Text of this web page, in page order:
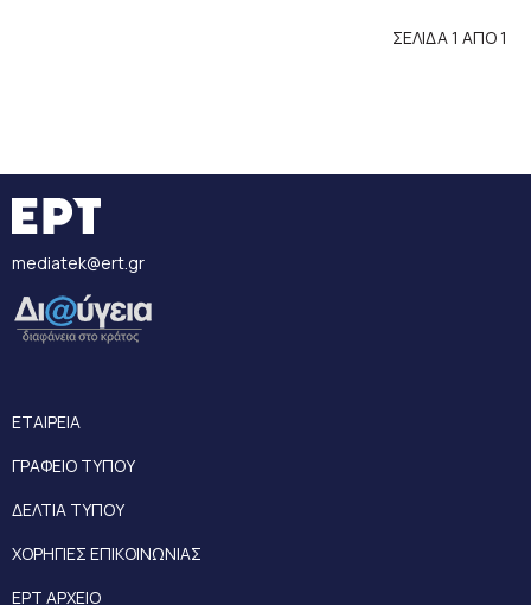
ΣΕΛΙΔΑ 1 ΑΠΟ 1
mediatek@ert.gr
ΕΤΑΙΡΕΙΑ
ΓΡΑΦΕΙΟ ΤΥΠΟΥ
ΔΕΛΤΙΑ ΤΥΠΟΥ
ΧΟΡΗΓΙΕΣ ΕΠΙΚΟΙΝΩΝΙΑΣ
ΕΡΤ ΑΡΧΕΙΟ